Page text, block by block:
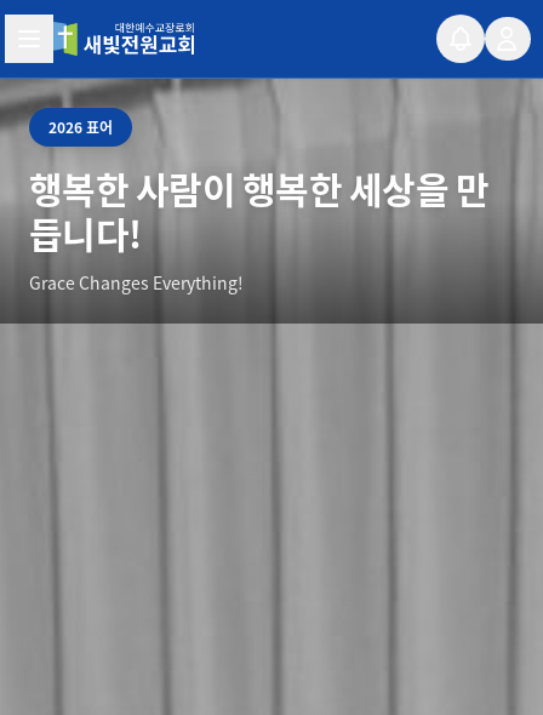
새빛전원교회
2026 표어
행복한 사람이 행복한 세상을 만
듭니다!
Grace Changes Everything!